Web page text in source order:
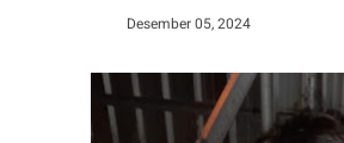
Desember 05, 2024